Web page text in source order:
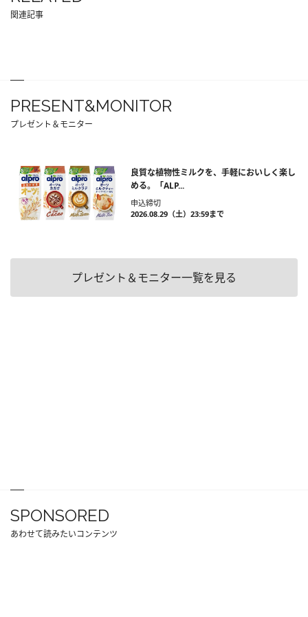
関連記事
PRESENT&MONITOR
プレゼント＆モニター
良質な植物性ミルクを、手軽においしく楽し
める。「ALP...
申込締切
2026.08.29（土）23:59まで
プレゼント＆モニター一覧を見る
SPONSORED
あわせて読みたいコンテンツ